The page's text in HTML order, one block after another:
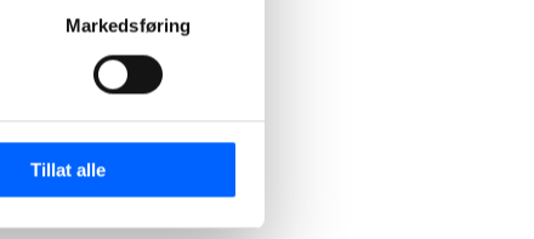
Markedsføring
Tillat alle